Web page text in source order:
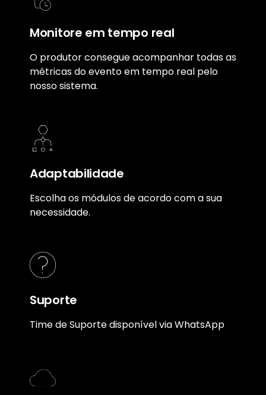
Monitore em tempo real
O produtor consegue acompanhar todas as
métricas do evento em tempo real pelo
nosso sistema.
Adaptabilidade
Escolha os módulos de acordo com a sua
necessidade.
Suporte
Time de Suporte disponível via WhatsApp